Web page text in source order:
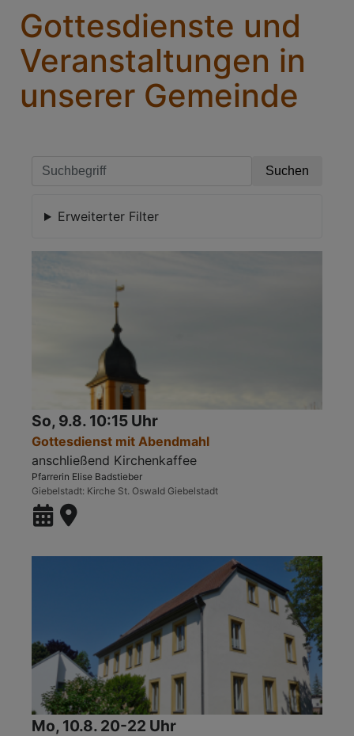
Gottesdienste und
Veranstaltungen in
unserer Gemeinde
Erweiterter Filter
So, 9.8. 10:15 Uhr
Gottesdienst mit Abendmahl
anschließend Kirchenkaffee
Pfarrerin Elise Badstieber
Giebelstadt Kirche St. Oswald Giebelstadt
Mo, 10.8. 20-22 Uhr